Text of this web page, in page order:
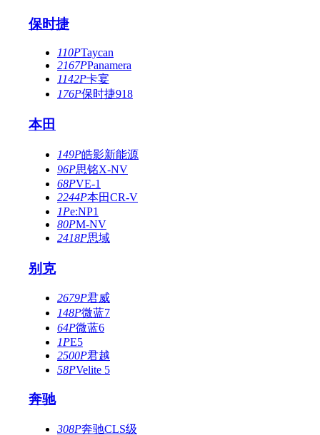
保时捷
110PTaycan
2167PPanamera
1142P卡宴
176P保时捷918
本田
149P皓影新能源
96P思铭X-NV
68PVE-1
2244P本田CR-V
1Pe:NP1
80PM-NV
2418P思域
别克
2679P君威
148P微蓝7
64P微蓝6
1PE5
2500P君越
58PVelite 5
奔驰
308P奔驰CLS级